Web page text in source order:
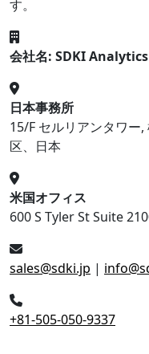
す。
会社名: SDKI Analytics
日本事務所
15/F セルリアンタワー
区、日本
米国オフィス
600 S Tyler St Suite
sales@sdki.jp |
+81-505-050-9337